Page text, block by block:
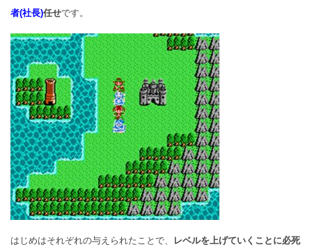
者(社長)任せです。
はじめはそれぞれの与えられたことで、
レベルを上げていくことに必死